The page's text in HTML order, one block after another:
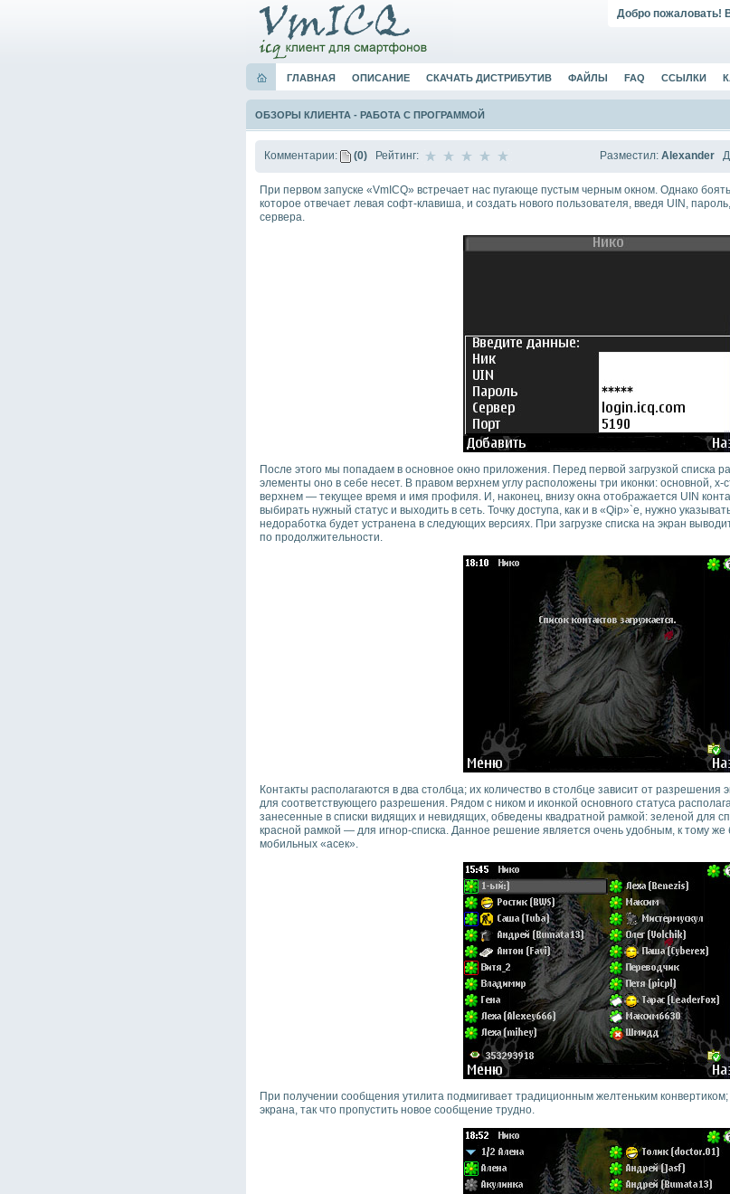
Добро пожаловать!
ГЛАВНАЯ ОПИСАНИЕ СКАЧАТЬ ДИСТРИБУТИВ ФАЙЛЫ FAQ ССЫЛКИ
ОБЗОРЫ КЛИЕНТА - РАБОТА С ПРОГРАММОЙ
Разместил: Alexander
Комментарии: (0) Рейтинг:
При первом запуске «VmICQ» встречает нас пугающе пустым черным окном. Однако
которое отвечает левая софт-клавиша, и создать нового пользователя, введя UIN,
сервера.
После этого мы попадаем в основное окно приложения. Перед первой загрузкой списка
элементы оно в себе несет. В правом верхнем углу расположены три иконки: основной, х-
верхнем — текущее время и имя профиля. И, наконец, внизу окна отображается UIN
выбирать нужный статус и выходить в сеть. Точку доступа, как и в «Qip»`е, нужно
недоработка будет устранена в следующих версиях. При загрузке списка на экран
по продолжительности.
Контакты располагаются в два столбца; их количество в столбце зависит от разрешения
для соответствующего разрешения. Рядом с ником и иконкой основного статуса
занесенные в списки видящих и невидящих, обведены квадратной рамкой: зеленой для
красной рамкой — для игнор-списка. Данное решение является очень удобным, к тому же
мобильных «асек».
При получении сообщения утилита подмигивает традиционным желтеньким
экрана, так что пропустить новое сообщение трудно.